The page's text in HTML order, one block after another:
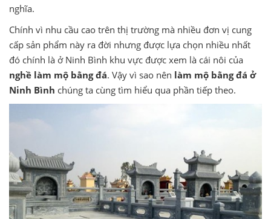
nghĩa.
Chính vì nhu cầu cao trên thị trường mà nhiều đơn vị cung
cấp sản phẩm này ra đời nhưng được lựa chọn nhiều nhất
đó chính là ở Ninh Bình khu vực được xem là cái nôi của
nghề làm mộ bằng đá. Vậy vì sao nên làm mộ bằng đá ở
Ninh Bình chúng ta cùng tìm hiểu qua phần tiếp theo.